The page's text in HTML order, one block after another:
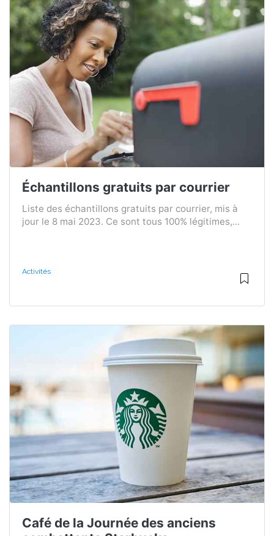
Échantillons gratuits par courrier
Liste des échantillons gratuits par courrier, mis à
jour le 8 mai 2023. Ce sont tous 100% légitimes,...
Activités
Café de la Journée des anciens